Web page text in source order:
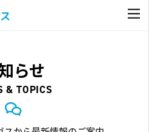
らせ
& TOPICS